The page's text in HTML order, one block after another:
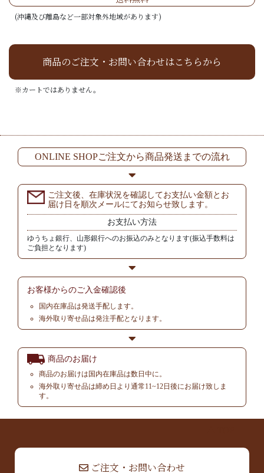
(沖縄及び離島など一部対象外地域があります)
商品のご注文・お問い合わせはこちらから
※カートではありません。
ONLINE SHOPご注文から商品発送までの流れ
ご注文後、在庫状況を確認してお支払い金額とお
届け日を順次メールにてお知らせ致します。
お支払い方法
ゆうちょ銀行、山形銀行へのお振込のみとなります(振込手数料は
ご負担となります)
お客様からのご入金確認後
国内在庫品は発送手配します。
海外取り寄せ品は発注手配となります。
商品のお届け
商品のお届けは国内在庫品は数日中に。
海外取り寄せ品は締め日より通常11~12日後にお届け致しま
す。
ご注文・お問い合わせ